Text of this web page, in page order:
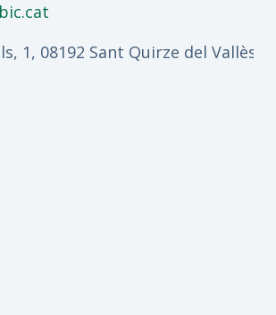
1, 08192 Sant Quirze del Vallès,